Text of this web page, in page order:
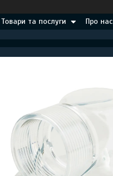
Товари та послуги Про нас